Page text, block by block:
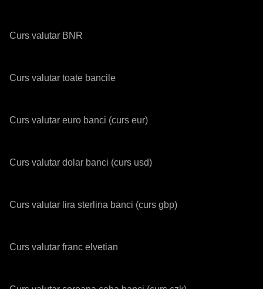
Curs valutar BNR
Curs valutar toate bancile
Curs valutar euro banci (curs eur)
Curs valutar dolar banci (curs usd)
Curs valutar lira sterlina banci (curs gbp)
Curs valutar franc elvetian